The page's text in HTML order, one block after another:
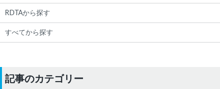
RDTAから探す
すべてから探す
記事のカテゴリー